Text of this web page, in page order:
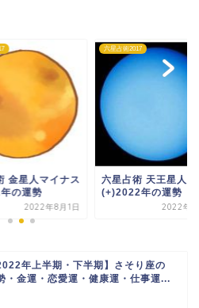
金星人マイナス
の運勢
2022年8月1日
六星占術2017
六星占術 天王星人プ
(+)2022年の運勢
2022年8
年上半期・下半期】さそり座の
・金運・恋愛運・健康運・仕事運...